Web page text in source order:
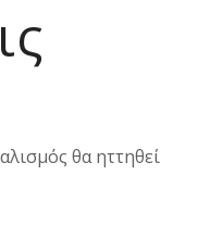
θα ηττηθεί